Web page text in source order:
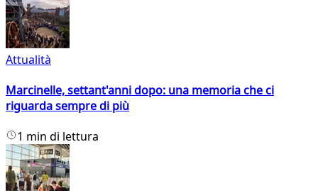
Attualità
Marcinelle, settant'anni dopo: una memoria che ci
riguarda sempre di più
1 min di lettura